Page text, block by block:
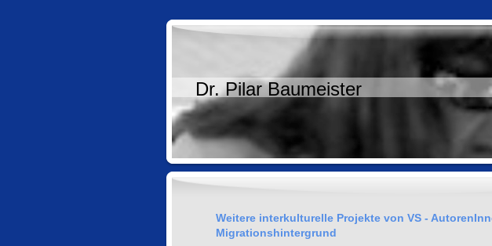
Dr. Pilar Baumeister
Weitere interkulturelle Projekte von VS -
Migrationshintergrund